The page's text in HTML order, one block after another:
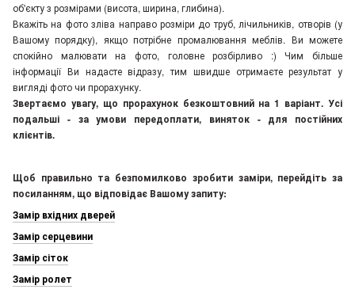
об'єкту з розмірами (висота, ширина, глибина).
Вкажіть на фото зліва направо розміри до труб, лічильників, отворів (у
Вашому порядку), якщо потрібне промалювання меблів. Ви можете
спокійно малювати на фото, головне розбірливо :) Чим більше
інформації Ви надасте відразу, тим швидше отримаєте результат у
вигляді фото чи прорахунку.
Звертаємо увагу, що прорахунок безкоштовний на 1 варіант. Усі
подальші - за умови передоплати, виняток - для постійних
клієнтів.
Щоб правильно та безпомилково зробити заміри, перейдіть за
посиланням, що відповідає Вашому запиту:
Замір вхідних дверей
Замір серцевини
Замір сіток
Замір ролет